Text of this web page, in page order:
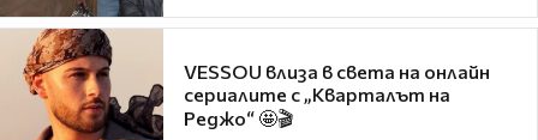
VESSOU влиза в света на онлайн
сериалите с „Кварталът на
Реджо“ 🤩🎬